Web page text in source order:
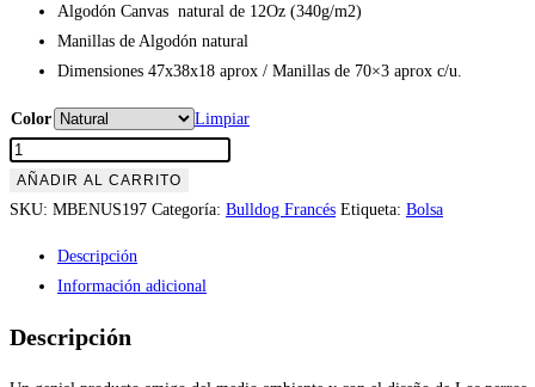
Algodón Canvas natural de 12Oz (340g/m2)
Manillas de Algodón natural
Dimensiones 47x38x18 aprox / Manillas de 70×3 aprox c/u.
Color
Limpiar
Bolsa
Reutilizable
100%
Bulldog
Francés
NO
AÑADIR AL CARRITO
SKU: MBENUS197 Categoría: Bulldog Francés Etiqueta: Bolsa
Descripción
Información adicional
Descripción